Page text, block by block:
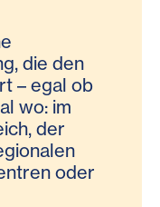
die den
– egal ob
wo: im
der
oder